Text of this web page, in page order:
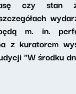
czy stan
m. in.
z kuratorem
"W środku